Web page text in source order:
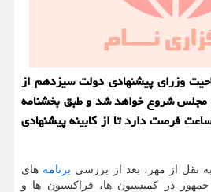
وزرای پیشنهادی دولت سیزدهم از
مجلس شروع خواهد شد و طبق بخشنامه
رییس جمهور 2.5 ساعت فرصت دارد تا از کابینه پیشنهادی
نقل از مهر، بعد از بررسی برنامه های
جمهور در کمیسیون ها، فراکسیون ها و